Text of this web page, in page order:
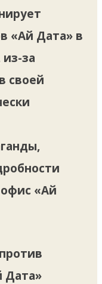
«Ай Дата» в
из-за
своей
«Ай
Дата»